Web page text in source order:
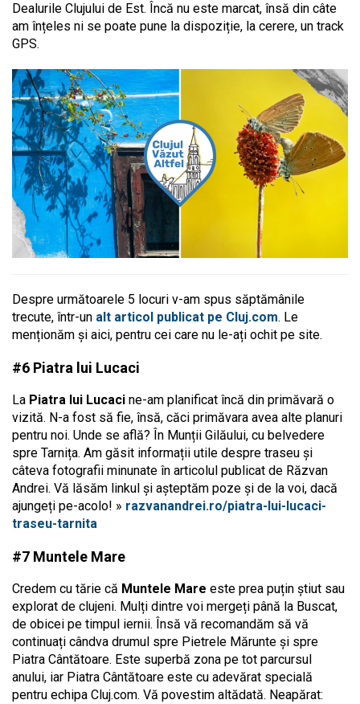
Dealurile Clujului de Est. Încă nu este marcat, însă din câte
am înțeles ni se poate pune la dispoziție, la cerere, un track
GPS.
Despre următoarele 5 locuri v-am spus săptămânile
trecute, într-un alt articol publicat pe Cluj.com. Le
menționăm și aici, pentru cei care nu le-ați ochit pe site.
#6 Piatra lui Lucaci
La Piatra lui Lucaci ne-am planificat încă din primăvară o
vizită. N-a fost să fie, însă, căci primăvara avea alte planuri
pentru noi. Unde se află? În Munții Gilăului, cu belvedere
spre Tarnița. Am găsit informații utile despre traseu și
câteva fotografii minunate în articolul publicat de Răzvan
Andrei. Vă lăsăm linkul și așteptăm poze și de la voi, dacă
ajungeți pe-acolo! » razvanandrei.ro/piatra-lui-lucaci-
traseu-tarnita
#7 Muntele Mare
Credem cu tărie că Muntele Mare este prea puțin știut sau
explorat de clujeni. Mulți dintre voi mergeți până la Buscat,
de obicei pe timpul iernii. Însă vă recomandăm să vă
continuați cândva drumul spre Pietrele Mărunte și spre
Piatra Cântătoare. Este superbă zona pe tot parcursul
anului, iar Piatra Cântătoare este cu adevărat specială
pentru echipa Cluj.com. Vă povestim altădată. Neapărat: